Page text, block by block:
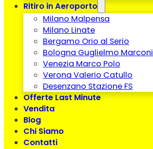
Ritiro in Aeroporto
Milano Malpensa
Milano Linate
Bergamo Orio al Serio
Bologna Guglielmo Marconi
Venezia Marco Polo
Verona Valerio Catullo
Desenzano Stazione FS
Offerte Last Minute
Vendita
Blog
Chi Siamo
Contatti